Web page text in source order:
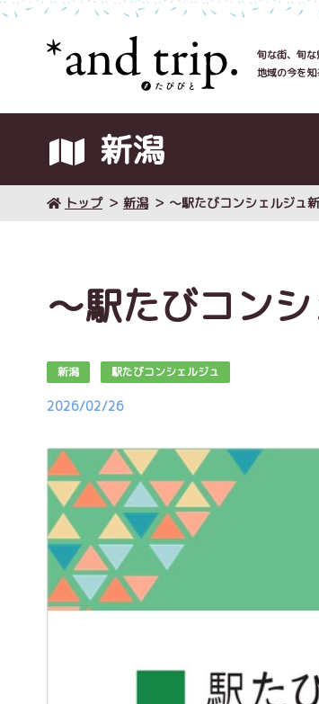
旬な街、旬な
地域の今を
新潟
トップ 新潟 ～駅たびコンシェルジュ
～駅たびコン
新潟 駅たびコンシェルジュ
2026/02/26